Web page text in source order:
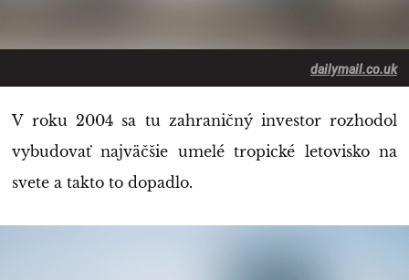
dailymail.co.uk
V roku 2004 sa tu zahraničný investor rozhodol
vybudovať najväčšie umelé tropické letovisko na
svete a takto to dopadlo.